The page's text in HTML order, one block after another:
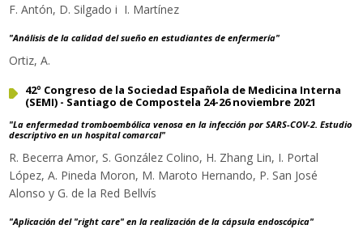
F. Antón, D. Silgado i I. Martínez
"Análisis de la calidad del sueño en estudiantes de enfermería"
Ortiz, A.
42º Congreso de la Sociedad Española de Medicina Interna
(SEMI) - Santiago de Compostela 24-26 noviembre 2021
"La enfermedad tromboembólica venosa en la infección por SARS-COV-2. Estudio
descriptivo en un hospital comarcal"
R. Becerra Amor, S. González Colino, H. Zhang Lin, I. Portal
López, A. Pineda Moron, M. Maroto Hernando, P. San José
Alonso y G. de la Red Bellvís
"Aplicación del "right care" en la realización de la cápsula endoscópica"